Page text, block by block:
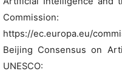
Commission:
https://ec.europa.eu/
Beijing Consensus on
UNESCO: